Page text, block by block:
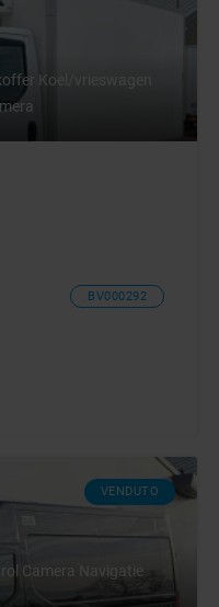
Koel/vrieswagen
BV000292
VENDUTO
Camera Navigatie